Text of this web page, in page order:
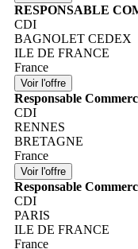
RESPONSABLE
CDI
BAGNOLET CEDEX
ILE DE FRANCE
France
Responsable
CDI
RENNES
BRETAGNE
France
Responsable
CDI
PARIS
ILE DE FRANCE
France